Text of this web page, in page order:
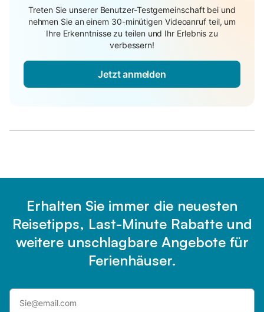
Treten Sie unserer Benutzer-Testgemeinschaft bei und
nehmen Sie an einem 30-minütigen Videoanruf teil, um
Ihre Erkenntnisse zu teilen und Ihr Erlebnis zu
verbessern!
Jetzt anmelden
Erhalten Sie immer die neuesten
Reisetipps, Last-Minute Rabatte und
weitere unschlagbare Angebote für
Ferienhäuser.